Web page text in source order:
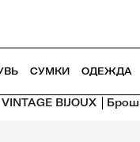
СУМКИ ОДЕЖДА
VINTAGE BIJOUX